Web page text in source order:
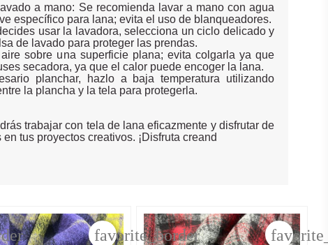
a mano: Se recomienda lavar a mano con agua
específico para lana; evita el uso de blanqueadores.
usar la lavadora, selecciona un ciclo delicado y
de lavado para proteger las prendas.
sobre una superficie plana; evita colgarla ya que
secadora, ya que el calor puede encoger la lana.
planchar, hazlo a baja temperatura utilizando
la plancha y la tela para protegerla.
trabajar con tela de lana eficazmente y disfrutar de
tus proyectos creativos. ¡Disfruta creand
favorite_border